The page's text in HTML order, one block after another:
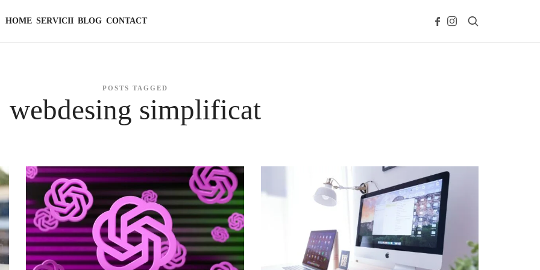
HOME SERVICII BLOG CONTACT
POSTS TAGGED
webdesing simplificat